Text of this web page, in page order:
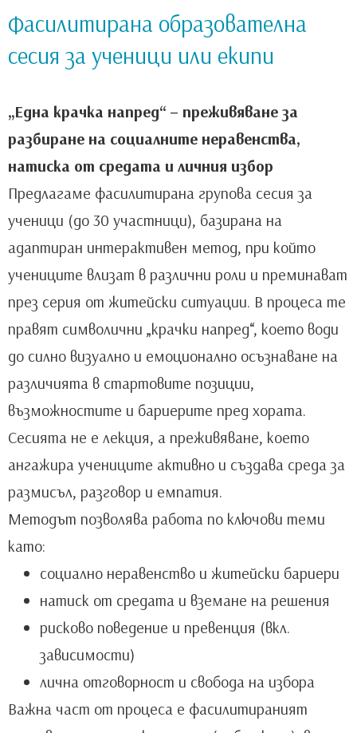
Фасилитирана образователна
сесия за ученици или екипи
„Една крачка напред“ – преживяване за
разбиране на социалните неравенства,
натиска от средата и личния избор
Предлагаме фасилитирана групова сесия за
ученици (до 30 участници), базирана на
адаптиран интерактивен метод, при който
учениците влизат в различни роли и преминават
през серия от житейски ситуации. В процеса те
правят символични „крачки напред“, което води
до силно визуално и емоционално осъзнаване на
различията в стартовите позиции,
възможностите и бариерите пред хората.
Сесията не е лекция, а преживяване, което
ангажира учениците активно и създава среда за
размисъл, разговор и емпатия.
Методът позволява работа по ключови теми
като:
социално неравенство и житейски бариери
натиск от средата и вземане на решения
рисково поведение и превенция (вкл.
зависимости)
лична отговорност и свобода на избора
Важна част от процеса е фасилитираният